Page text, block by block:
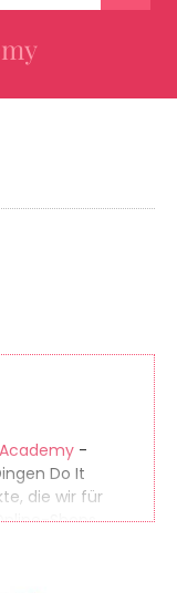
-
Do It
die wir für
Shops